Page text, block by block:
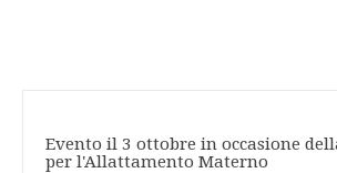
Evento il 3 ottobre in occasione
per l'Allattamento Materno